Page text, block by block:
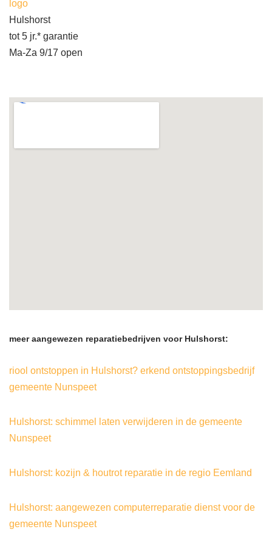
logo
Hulshorst
tot 5 jr.* garantie
Ma-Za 9/17 open
meer aangewezen reparatiebedrijven voor Hulshorst:
riool ontstoppen in Hulshorst? erkend ontstoppingsbedrijf
gemeente Nunspeet
Hulshorst: schimmel laten verwijderen in de gemeente
Nunspeet
Hulshorst: kozijn & houtrot reparatie in de regio Eemland
Hulshorst: aangewezen computerreparatie dienst voor de
gemeente Nunspeet